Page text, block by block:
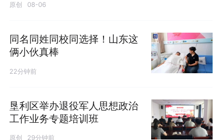
原创 08-06
同名同姓同校同选择！山东这
俩小伙真棒
22分钟前
垦利区举办退役军人思想政治
工作业务专题培训班
原创 29分钟前